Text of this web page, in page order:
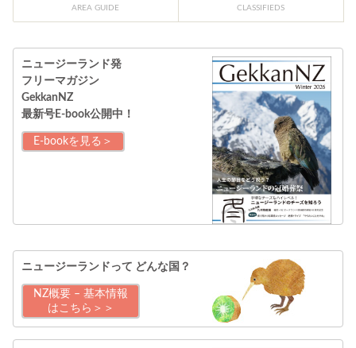
AREA GUIDE CLASSIFIEDS
ニュージーランド発
フリーマガジン
GekkanNZ
最新号E-book公開中！
E-bookを見る＞
ニュージーランドって どんな国？
NZ概要 – 基本情報
はこちら＞＞